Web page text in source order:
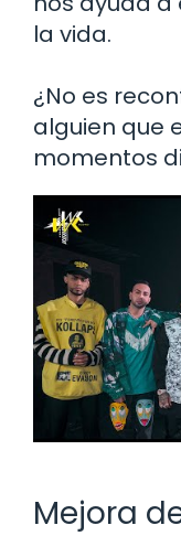
la vida.
¿No es
alguien que
momentos
Mejora